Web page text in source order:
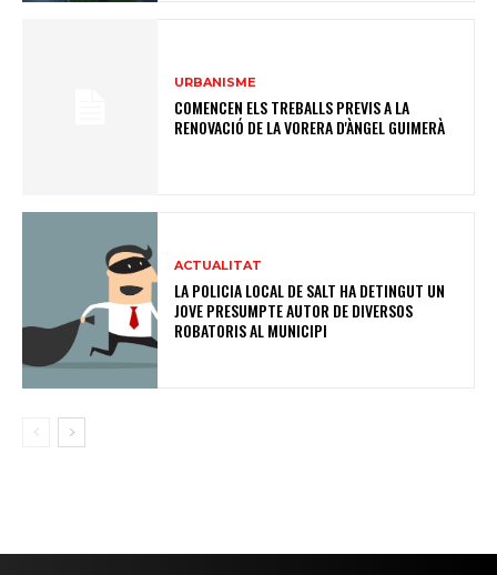
URBANISME
COMENCEN ELS TREBALLS PREVIS A LA
RENOVACIÓ DE LA VORERA D'ÀNGEL GUIMERÀ
ACTUALITAT
LA POLICIA LOCAL DE SALT HA DETINGUT UN
JOVE PRESUMPTE AUTOR DE DIVERSOS
ROBATORIS AL MUNICIPI